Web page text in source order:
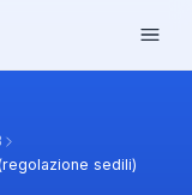
Apri
sedili)